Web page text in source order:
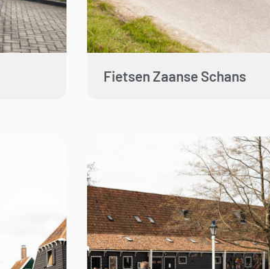
Fietsen Zaanse Schans